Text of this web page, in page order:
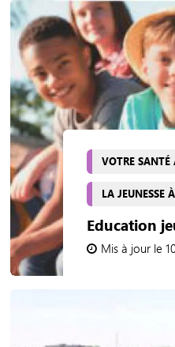
VOTRE
LA JEUNESSE
Education
Mis à jour le